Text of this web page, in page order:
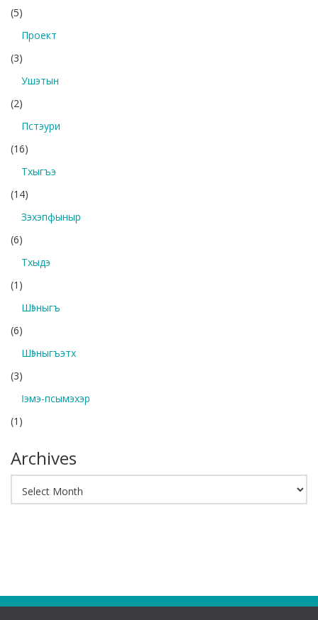
(5)
Проект
(3)
Ушэтын
(2)
Пстэури
(16)
Тхыгъэ
(14)
Зэхэпфыныр
(6)
Тхыдэ
(1)
Шӏэныгъ
(6)
Шӏэныгъэтх
(3)
Ӏэмэ-псымэхэр
(1)
Archives